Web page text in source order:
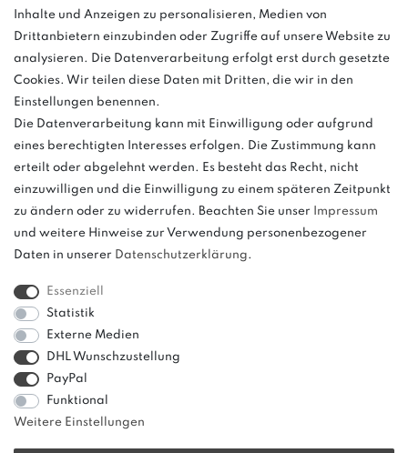
Montag - Freitag, 08:00 - 16:00
Anrufe aus dem dt. Festnetz zum Ortstarif, Preise aus dem Mobilfunknetz
ggf. abweichend (abhängig vom Provider).
und
weitere.
Inhalte und Anzeigen zu personalisieren, Medien von
Drittanbietern einzubinden oder Zugriffe auf unsere Website zu
analysieren. Die Datenverarbeitung erfolgt erst durch gesetzte
Cookies. Wir teilen diese Daten mit Dritten, die wir in den
Einstellungen benennen.
Die Datenverarbeitung kann mit Einwilligung oder aufgrund
eines berechtigten Interesses erfolgen. Die Zustimmung kann
erteilt oder abgelehnt werden. Es besteht das Recht, nicht
einzuwilligen und die Einwilligung zu einem späteren Zeitpunkt
zu ändern oder zu widerrufen. Beachten Sie unser
Impressum
und weitere Hinweise zur Verwendung personenbezogener
Daten in unserer Daten­schutz­erklärung.
Essenziell
Statistik
Externe Medien
DHL Wunschzustellung
PayPal
Funktional
Weitere Einstellungen
Sinne einer Preisermäßigung, sondern lediglich
einen Preisvergleich zur unverbindlichen
Preisempfehlung seitens des Herstellers dar.